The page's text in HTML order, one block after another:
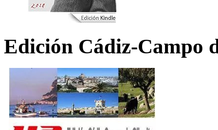
Edición Cádiz-Campo